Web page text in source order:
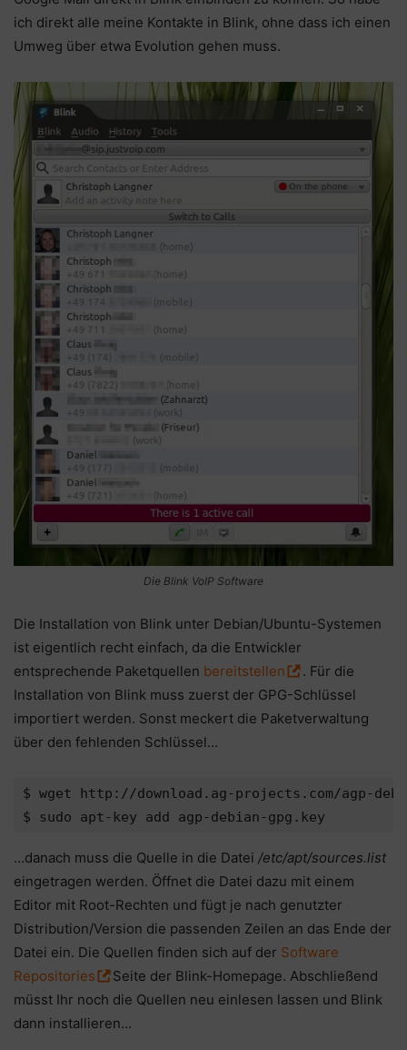
ich direkt alle meine Kontakte in Blink, ohne dass ich einen
Umweg über etwa Evolution gehen muss.
Die Blink VoIP Software
Die Installation von Blink unter Debian/Ubuntu-Systemen
ist eigentlich recht einfach, da die Entwickler
entsprechende Paketquellen bereitstellen
. Für die
Installation von Blink muss zuerst der GPG-Schlüssel
importiert werden. Sonst meckert die Paketverwaltung
über den fehlenden Schlüssel…
$ wget http://download.ag-projects.com/agp-
…danach muss die Quelle in die Datei /etc/apt/sources.list
eingetragen werden. Öffnet die Datei dazu mit einem
Editor mit Root-Rechten und fügt je nach genutzter
Distribution/Version die passenden Zeilen an das Ende der
Datei ein. Die Quellen finden sich auf der Software
Repositories
Seite der Blink-Homepage. Abschließend
müsst Ihr noch die Quellen neu einlesen lassen und Blink
dann installieren…